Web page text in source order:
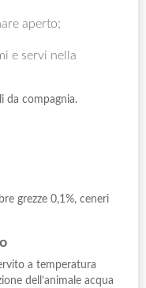
aperto;
e servi nella
da compagnia.
grezze 0,1%, ceneri
a temperatura
dell’animale acqua